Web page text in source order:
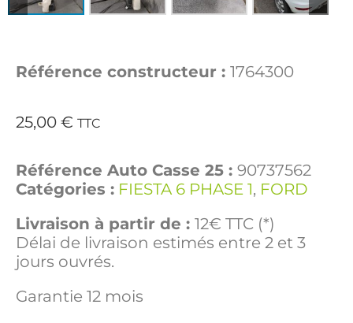
Référence constructeur : 1764300
25,00 € TTC
Référence Auto Casse 25 : 90737562
Catégories : FIESTA 6 PHASE 1, FORD
Livraison à partir de : 12€ TTC (*)
Délai de livraison estimés entre 2 et 3
jours ouvrés.
Garantie 12 mois